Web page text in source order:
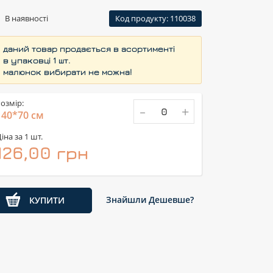
В наявності Код продукту: 110038
даний товар продається в асортименті
в упаковці 1 шт.
малюнок вибирати не можна!
см
за 1 шт.
грн
- +
КУПИТИ Знайшли Дешевше?